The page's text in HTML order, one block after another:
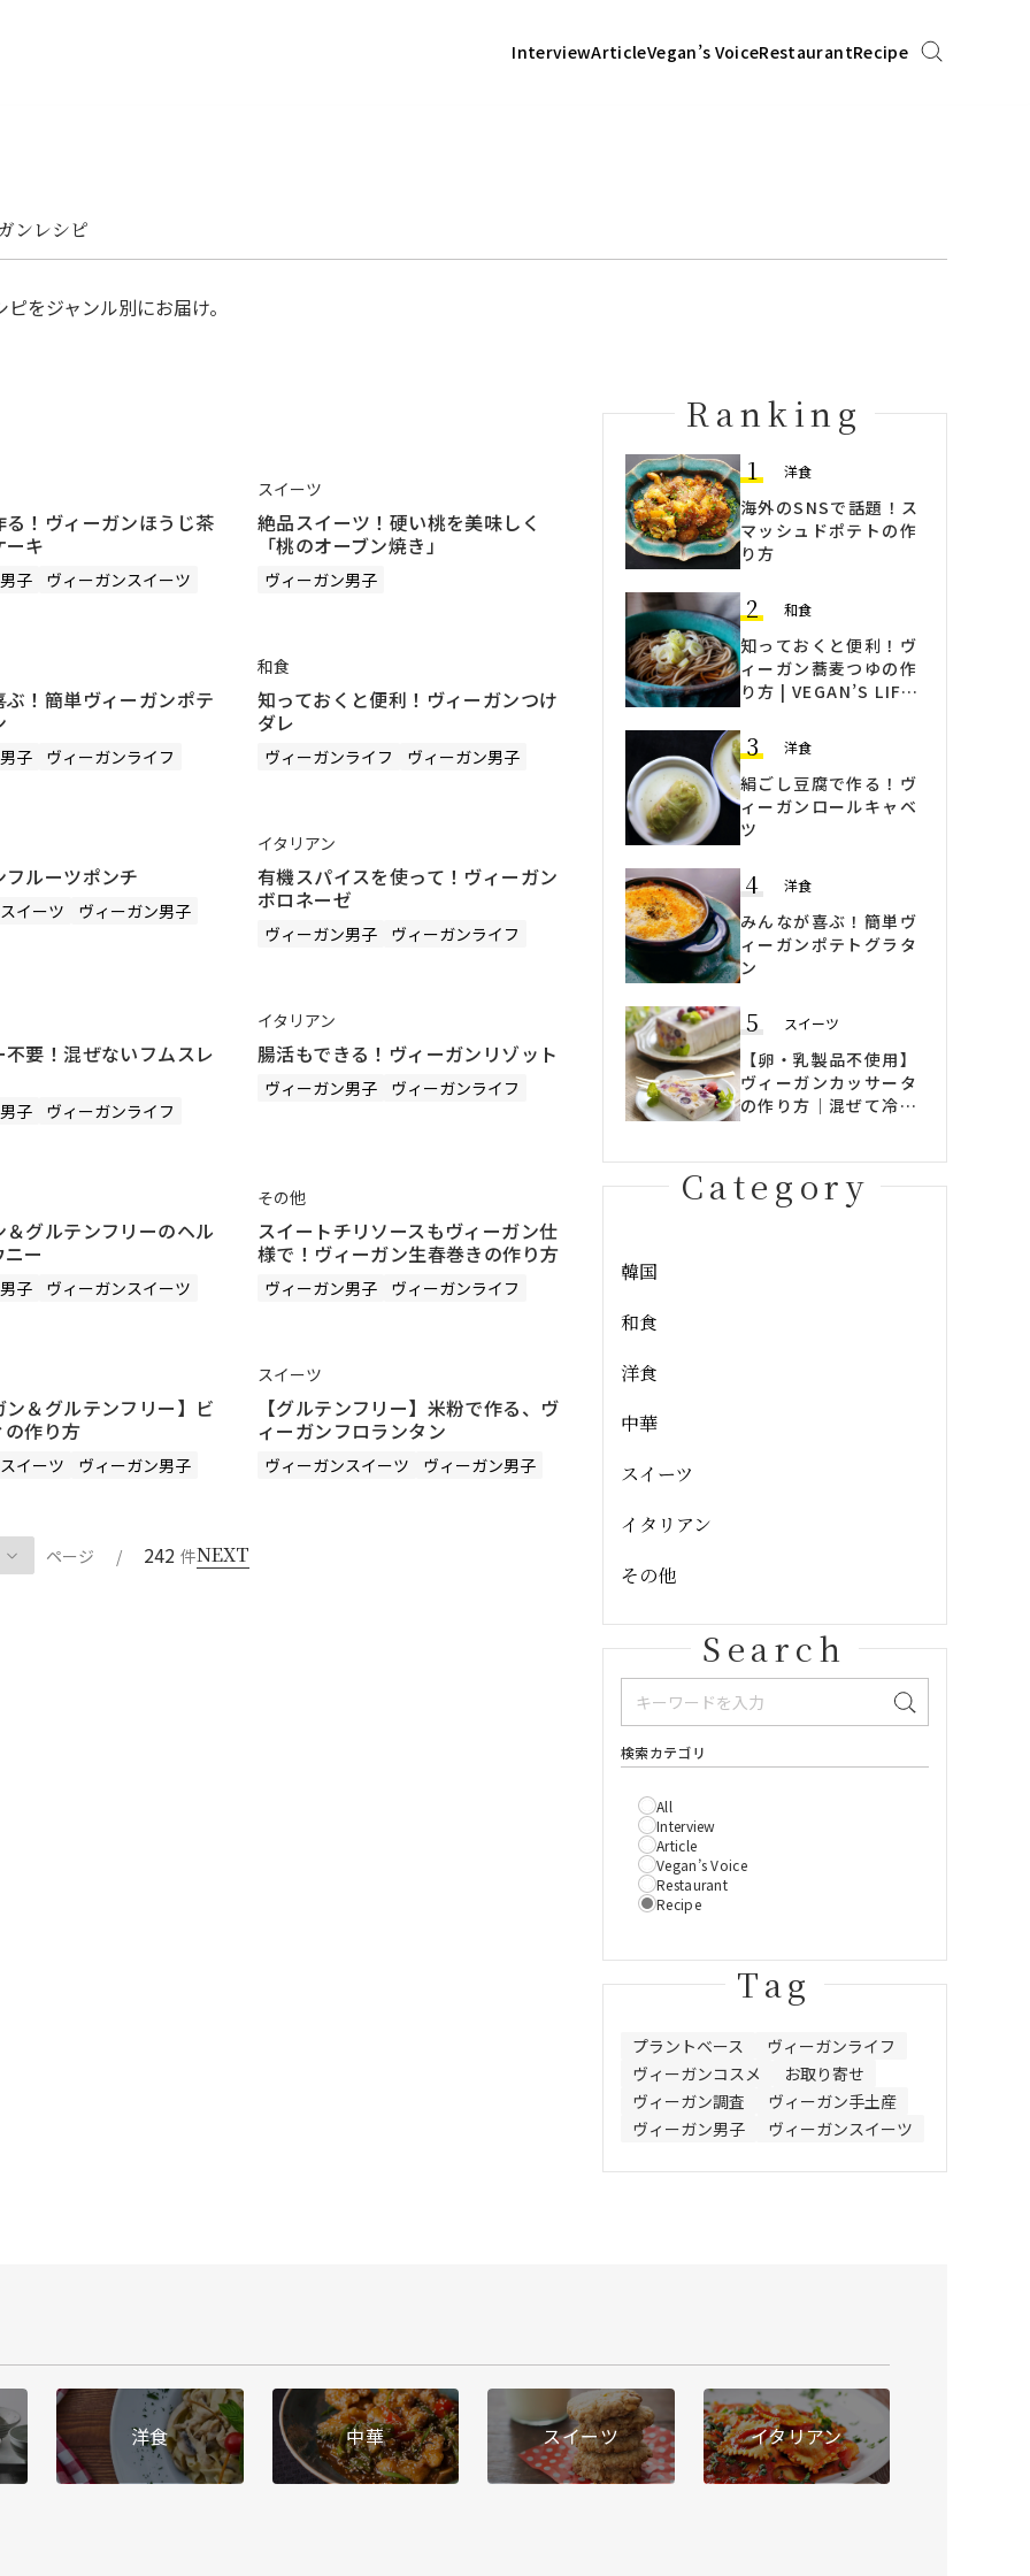
InterviewArticleVegan’s VoiceRestaurantRecipe
ンレシピ
をジャンル別にお届け。
る！ヴィーガンほうじ茶
ーキ
子 ヴィーガンスイーツ
スイーツ
絶品スイーツ！硬い桃を美味しく
「桃のオーブン焼き」
ヴィーガン男子
！簡単ヴィーガンポテ
子 ヴィーガンライフ
和食
知っておくと便利！ヴィーガンつけ
ダレ
ヴィーガンライフ ヴィーガン男子
ルーツポンチ
イーツ ヴィーガン男子
イタリアン
有機スパイスを使って！ヴィーガン
ボロネーゼ
ヴィーガン男子 ヴィーガンライフ
要！混ぜないフムスレ
子 ヴィーガンライフ
イタリアン
腸活もできる！ヴィーガンリゾット
ヴィーガン男子 ヴィーガンライフ
＆グルテンフリーのヘル
ー
子 ヴィーガンスイーツ
その他
スイートチリソースもヴィーガン仕
様で！ヴィーガン生春巻きの作り方
ヴィーガン男子 ヴィーガンライフ
＆グルテンフリー】ビ
作り方
イーツ ヴィーガン男子
スイーツ
【グルテンフリー】米粉で作る、ヴ
ィーガンフロランタン
ヴィーガンスイーツ ヴィーガン男子
ページ / 242 件NEXT
Ranking
1 洋食
海外のSNSで話題！ス
マッシュドポテトの作
り方
2 和食
知っておくと便利！ヴ
ィーガン蕎麦つゆの作
り方 | VEGAN’S LIFE
3 洋食
絹ごし豆腐で作る！ヴ
ィーガンロールキャベ
ツ
4 洋食
みんなが喜ぶ！簡単ヴ
ィーガンポテトグラタ
ン
5 スイーツ
【卵・乳製品不使用】
ヴィーガンカッサータ
の作り方｜混ぜて冷や
Category
韓国
和食
洋食
中華
スイーツ
イタリアン
その他
Search
検索カテゴリ
All
Interview
Article
Vegan’s Voice
Restaurant
Recipe
Tag
プラントベース
ヴィーガンライフ
ヴィーガンコスメ
お取り寄せ
ヴィーガン調査
ヴィーガン手土産
ヴィーガン男子
ヴィーガンスイーツ
洋食 中華 スイーツ イタリアン